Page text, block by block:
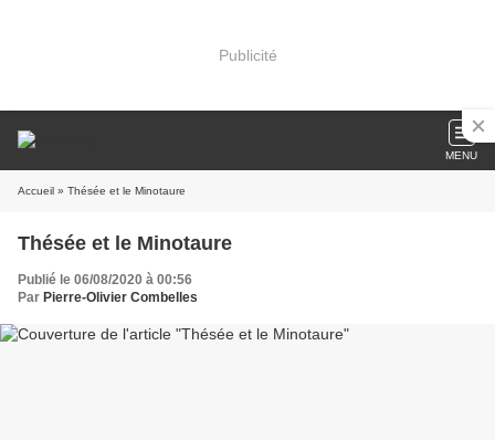
Publicité
MENU
Accueil » Thésée et le Minotaure
Thésée et le Minotaure
Publié le 06/08/2020 à 00:56
Par Pierre-Olivier Combelles